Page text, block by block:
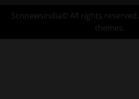
Scnnewsindia© All rights reserved.
themes.